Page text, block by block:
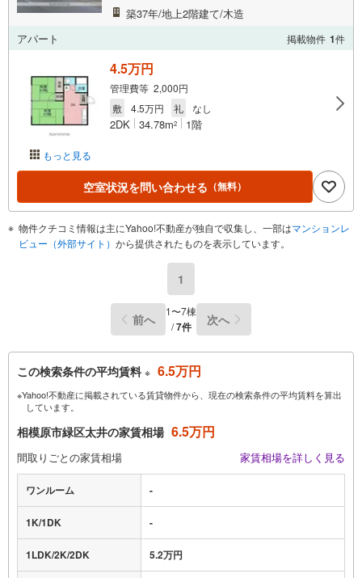
築37年/地上2階建て/木造
アパート
掲載物件 1件
もっと見る
4.5万円
管理費等 2,000円
敷
4.5万円 礼 なし
2DK 34.78m2 1階
空室状況を問い合わせる （無料）
物件クチコミ情報は主にYahoo!不動産が独自で収集し、一部はマンションレ
ビュー（外部サイト） から提供されたものを表示しています。
1
前へ
1〜7棟
/7件 次へ
この検索条件の平均賃料 ※ 6.5万円
※Yahoo!不動産に掲載されている賃貸物件から、現在の検索条件の平均賃料を算出
しています。
相模原市緑区太井の家賃相場 6.5万円
間取りごとの家賃相場 家賃相場を詳しく見る
ワンルーム -
1K/1DK -
1LDK/2K/2DK 5.2万円